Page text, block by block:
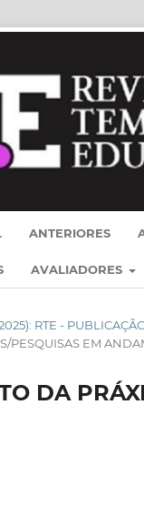
ANTERIORES
AVALIADORES
RTE -
PESQUISAS EM
DA